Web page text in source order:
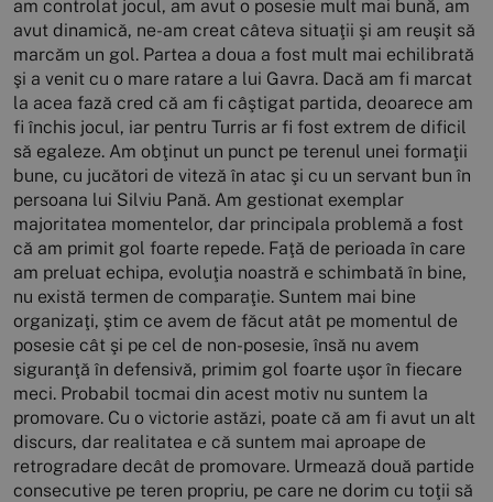
am controlat jocul, am avut o posesie mult mai bună, am
avut dinamică, ne-am creat câteva situaţii şi am reuşit să
marcăm un gol. Partea a doua a fost mult mai echilibrată
şi a venit cu o mare ratare a lui Gavra. Dacă am fi marcat
la acea fază cred că am fi câştigat partida, deoarece am
fi închis jocul, iar pentru Turris ar fi fost extrem de dificil
să egaleze. Am obţinut un punct pe terenul unei formaţii
bune, cu jucători de viteză în atac şi cu un servant bun în
persoana lui Silviu Pană. Am gestionat exemplar
majoritatea momentelor, dar principala problemă a fost
că am primit gol foarte repede. Faţă de perioada în care
am preluat echipa, evoluţia noastră e schimbată în bine,
nu există termen de comparaţie. Suntem mai bine
organizaţi, ştim ce avem de făcut atât pe momentul de
posesie cât şi pe cel de non-posesie, însă nu avem
siguranţă în defensivă, primim gol foarte uşor în fiecare
meci. Probabil tocmai din acest motiv nu suntem la
promovare. Cu o victorie astăzi, poate că am fi avut un alt
discurs, dar realitatea e că suntem mai aproape de
retrogradare decât de promovare. Urmează două partide
consecutive pe teren propriu, pe care ne dorim cu toţii să